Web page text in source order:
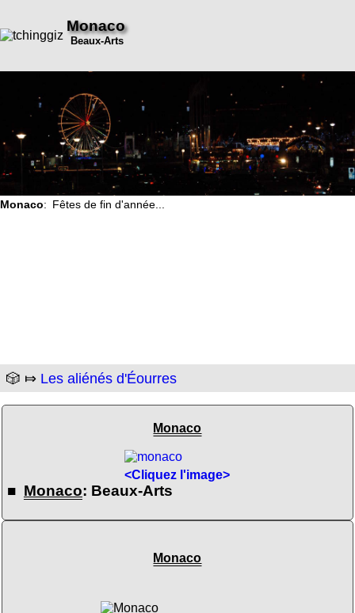
Monaco
Beaux-Arts
Monaco: Fêtes de fin d'année...
🎲 ⤇ Les aliénés d'Éourres
Monaco
<Cliquez l'image>
■ Monaco: Beaux-Arts
Monaco